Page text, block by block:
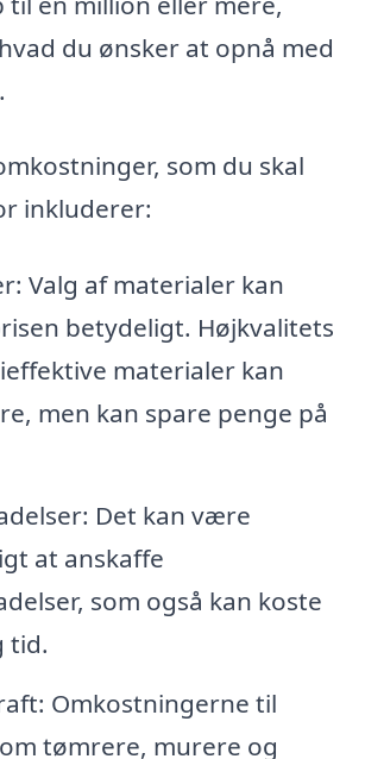
du ønsker at opnå med
som du skal
inkluderer:
Valg af materialer kan
betydeligt. Højkvalitets
materialer kan
men kan spare penge på
Det kan være
at anskaffe
som også kan koste
tid.
Omkostningerne til
tømrere, murere og